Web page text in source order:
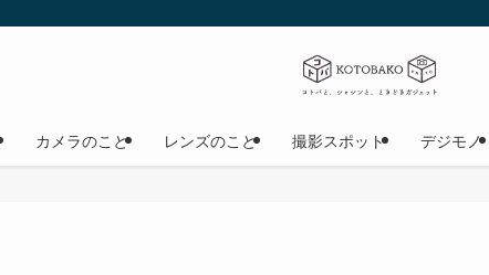
カメラのこと レンズのこと 撮影スポット デジモノ